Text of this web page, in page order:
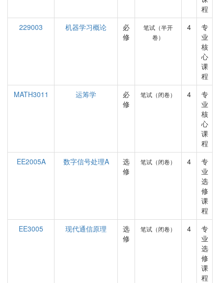
程
229003
机器学习概论
必
修
笔试（半开
卷）
4
专
业
核
心
课
程
MATH3011
运筹学
必
修
笔试（闭卷） 4
专
业
核
心
课
程
EE2005A
数字信号处理A
选
修
笔试（闭卷） 4
专
业
选
修
课
程
EE3005
现代通信原理
选
修
笔试（闭卷） 4
专
业
选
修
课
程